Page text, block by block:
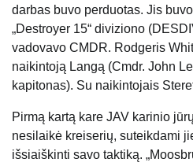
darbas buvo perduotas. Jis
„Destroyer 15“ diviziono
vadovavo CMDR. Rodgeris
naikintoją Langą (Cmdr. John
kapitonas). Su naikintojais
Pirmą kartą kare JAV karinio
nesilaikė kreiserių, suteikdami
išsiaiškinti savo taktiką.